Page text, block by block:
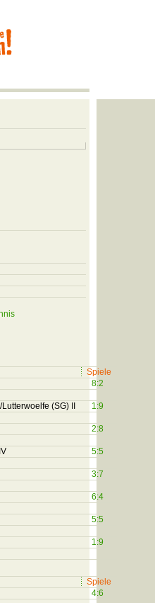
Spiele
8:2
(SG) II
1:9
2:8
5:5
3:7
6:4
5:5
1:9
Spiele
4:6